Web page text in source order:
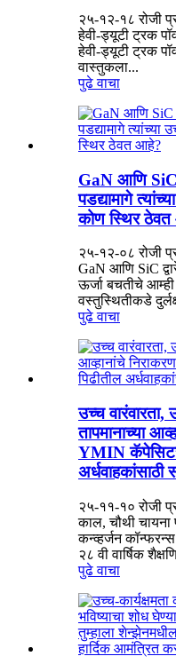
२५-१२-१८ रोजी
हेवी-ड्यूटी ट्रक
हेवी-ड्यूटी ट्रक
वास्तुकला...
पुढे वाचा
GaN आणि SiC
पडद्यामागे
कोण स्थिर
२५-१२-०८ रोजी
GaN आणि SiC
ऊर्जा बचतीचे
वस्तुस्थितीकडे
पुढे वाचा
उच्च
तापमानाच्या
YMIN कॅपेसिटर
अर्धवाहकांसाठी
२५-११-१० रोजी
काल, चौथी चायना
कन्व्हर्जन
२८ वी वार्षिक
पुढे वाचा